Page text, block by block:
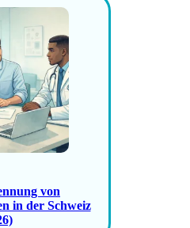
von
in der Schweiz